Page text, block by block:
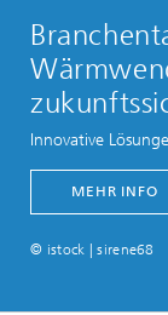
Innovative
MEHR INFO
© istock | sirene68